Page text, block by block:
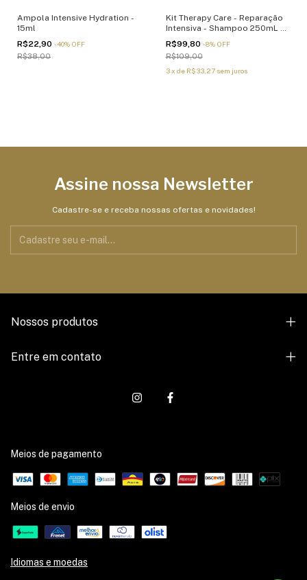
Ampola Intensive Hydration -
15ml
R$22,90 -40% OFF
R$38,00
Kit Therapy Care - Reparação
Intensiva - Shampoo 250mL e
Máscara 250g
R$99,80 -8% OFF
R$109,00
3 x de R$33,27 sem juros
Assine nossa Newsletter
Cadastre-se e receba nossas ofertas e novidades!
Nossos produtos
Entre em contato
Meios de pagamento
Meios de envio
Idiomas e moedas